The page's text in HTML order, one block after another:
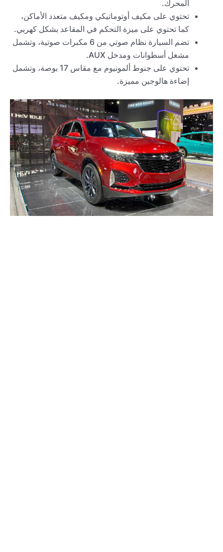
المحرك.
تحتوي على مكيف أوتوماتيكي ومكيف متعدد الأماكن،
كما تحتوي على ميزة التحكم في المقاعد بشكل كهربي.
تضم السيارة نظام صوتي من 6 مكبرات صوتية، وتشمل
مشغل أسطوانات ومدخل AUX.
تحتوي على جنوط ألمونيوم مع مقاس 17 بوصة، وتشمل
إضاءة هالوجين مميزة.